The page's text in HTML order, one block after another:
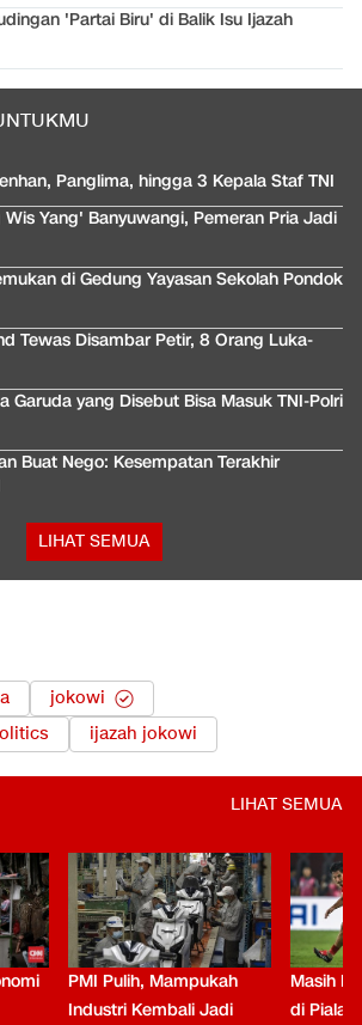
'Partai Biru' di Balik Isu Ijazah
Panglima, hingga 3 Kepala Staf TNI
Yang' Banyuwangi, Pemeran Pria Jadi
di Gedung Yayasan Sekolah Pondok
Tewas Disambar Petir, 8 Orang Luka-
Garuda yang Disebut Bisa Masuk TNI-Polri
Buat Nego: Kesempatan Terakhir
LIHAT SEMUA
jokowi
ijazah jokowi
LIHAT SEMUA
PMI Pulih, Mampukah
Industri Kembali Jadi
Masih
di Piala